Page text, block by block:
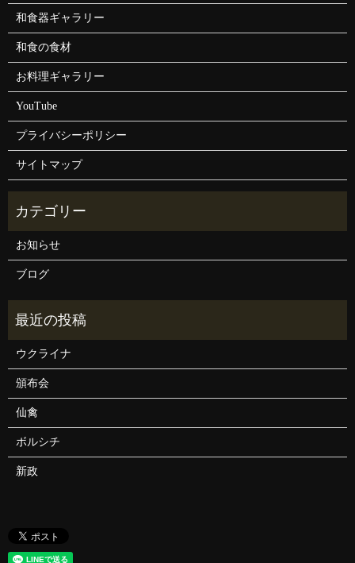
和食器ギャラリー
和食の食材
お料理ギャラリー
YouTube
プライバシーポリシー
サイトマップ
お知らせ
ブログ
ウクライナ
頒布会
仙禽
ボルシチ
新政